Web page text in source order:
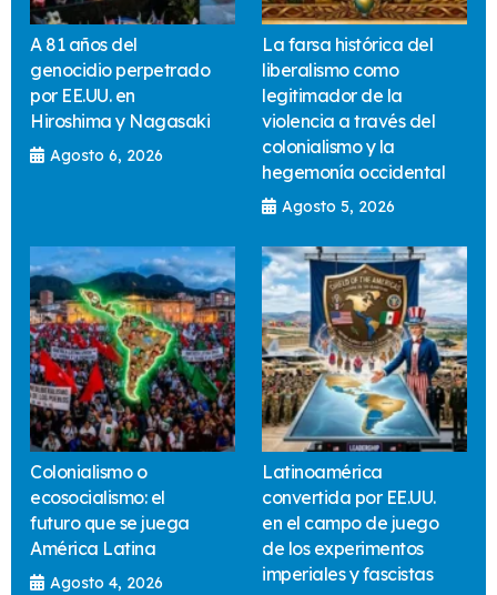
A 81 años del
genocidio perpetrado
por EE.UU. en
Hiroshima y Nagasaki
Agosto 6, 2026
La farsa histórica del
liberalismo como
legitimador de la
violencia a través del
colonialismo y la
hegemonía occidental
Agosto 5, 2026
Colonialismo o
ecosocialismo: el
futuro que se juega
América Latina
Agosto 4, 2026
Latinoamérica
convertida por EE.UU.
en el campo de juego
de los experimentos
imperiales y fascistas